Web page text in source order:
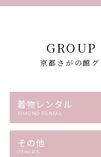
GROUP
京都さがの館
着物レンタル
KIMONO RENTAL
その他
OTHER’S